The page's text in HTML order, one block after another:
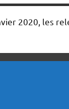
2020, les